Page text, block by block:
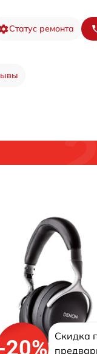
Статус ремонта
20%
Скидка